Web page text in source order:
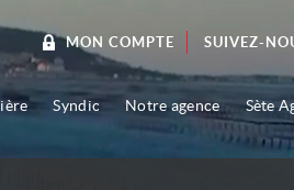
MON COMPTE SUIVEZ-
Syndic Notre agence Sète